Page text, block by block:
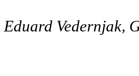
Eduard Vedernjak,